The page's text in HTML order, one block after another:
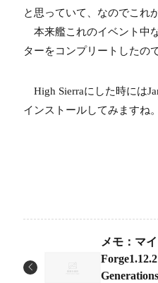
と思っていて、なのでこれ
本来艦これのイベント中
ターをコンプリートしたの
High Sierraにした時には
インストールしてみますね。
メモ：マ